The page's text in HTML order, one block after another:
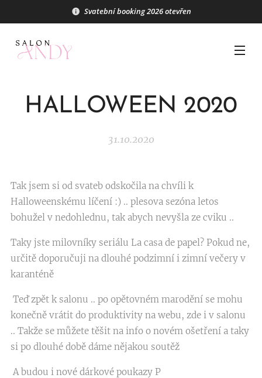
Svatební booking 2026 otevřen
HALLOWEEN 2020
31.10.2020
Tak jsem si od svateb odskočila na chvíli k
Halloweenskému líčení :) .. plesova sezóna letos
bohužel v nedohlednu, tak abych nevyšla ze cviku ..
Taky jste milovníky seriálu La casa de papel? Pokud ne,
určitě doporučuji na dlouhé podzimní i zimní večery v
karanténě
Teď zpět k salonu .. po opětovném marodění se mohu
konečně vrátit do produktivity na webu, zde i v salonu
.. Takže se můžete těšit na info o novém ošetření a taky
si po dlouhé době dáme nějakou soutěž
A budou i nové dárkové poukazy P